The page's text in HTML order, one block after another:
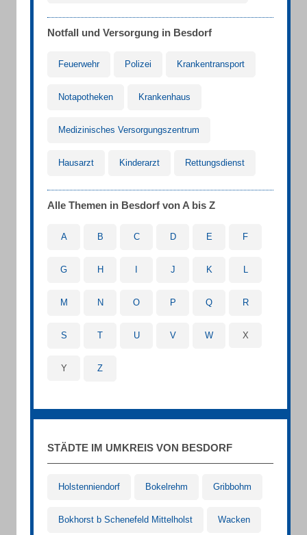
Notfall und Versorgung in Besdorf
Feuerwehr Polizei Krankentransport
Notapotheken Krankenhaus
Medizinisches Versorgungszentrum
Hausarzt Kinderarzt Rettungsdienst
Alle Themen in Besdorf von A bis Z
A B C D E F
G H J K L
M N O P Q R
S T U V W X
Y Z
STÄDTE IM UMKREIS VON BESDORF
Holstenniendorf Bokelrehm Gribbohm
Bokhorst b Schenefeld Mittelholst Wacken